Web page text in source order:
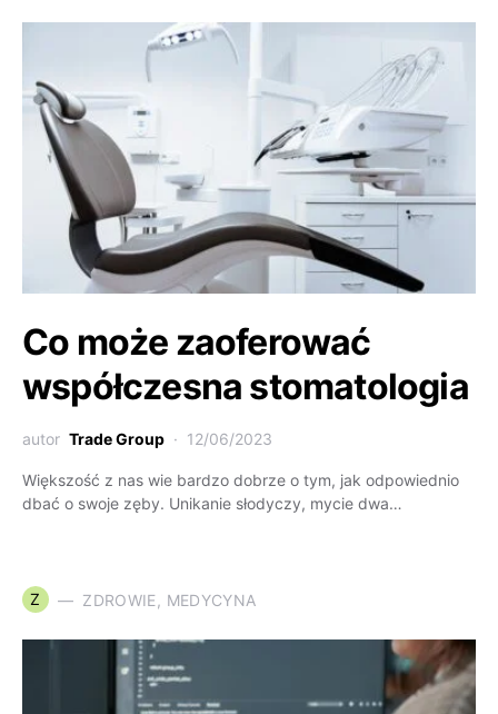
Co może zaoferować
współczesna stomatologia
autor Trade Group 12/06/2023
Większość z nas wie bardzo dobrze o tym, jak odpowiednio
dbać o swoje zęby. Unikanie słodyczy, mycie dwa…
Z ZDROWIE, MEDYCYNA